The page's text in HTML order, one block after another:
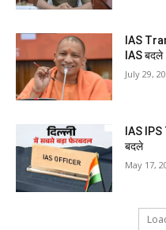
IAS
IAS बदले
July 29,
IAS
बदले
May 17,